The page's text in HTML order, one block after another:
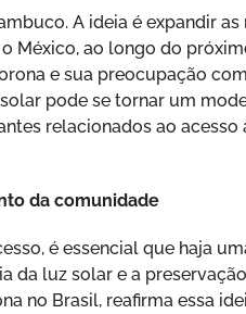
A ideia é expandir
México, ao longo do
e sua preocupação
pode se tornar um
relacionados ao
da comunidade
é essencial que haja
da luz solar e a
no Brasil, reafirma essa